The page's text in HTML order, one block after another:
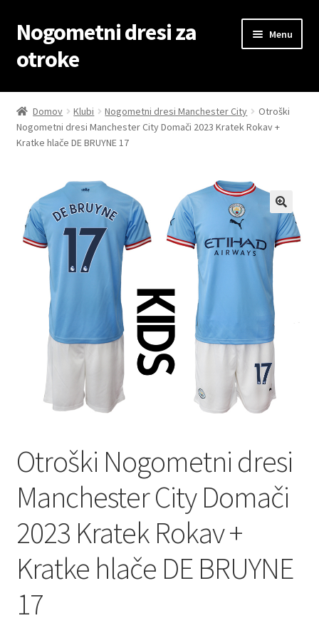
Skip
to
navigation
Skip
to
content
Nogometni dresi za
otroke
Menu
Domov
Blog
Košarica
Moj račun
Trgovina
Zaključek nakupa
Domov Klubi Nogometni dresi Manchester City
Otroški
Nogometni dresi Manchester City Domači 2023 Kratek Rokav +
Kratke hlače DE BRUYNE 17
Otroški Nogometni dresi
Manchester City Domači
2023 Kratek Rokav +
Kratke hlače DE BRUYNE
17